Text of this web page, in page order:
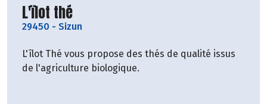
Découvrir le producteur
L'ïlot thé
29450 - Sizun
L'îlot Thé vous propose des thés de qualité issus
de l'agriculture biologique.